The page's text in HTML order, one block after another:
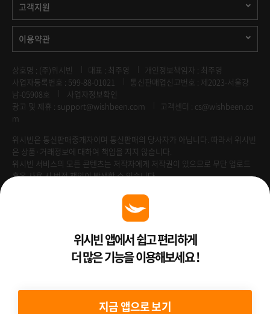
고객지원
이용약관
상호명 : (주)위시빈 대표 : 최주영
개인정보책임자 : 최주영
사업자등록번호 : 599-88-01021
통신판매업신고번호 : 제2023-서울강
남-05908호
사업자정보확인
광고 및 제휴 : support@wishbeen.com
고객센터 : cs@wishbeen.co
m
위시빈은 통신판매중개자이며 통신판매의 당사자가 아닙니다. 따라서 위시빈
은 상품·거래정보에 대하여 책임을 지지 않습니다.
위시빈 서비스의 모든 콘텐츠는 저작자에게 저작권이 있으므로 무단 업로드
혹은 사용 시 법적 책임이 발생할 수 있습니다.
Venture Enterprise위시빈 앱에서 쉽고 편리하게
더 많은 기능을 이용해보세요 !
지금 앱으로 보기